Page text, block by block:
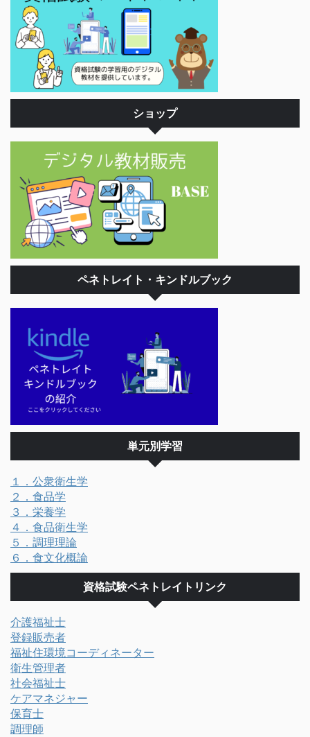
ショップ
ペネトレイト・キンドルブック
単元別学習
１．公衆衛生学
２．食品学
３．栄養学
４．食品衛生学
５．調理理論
６．食文化概論
資格試験ペネトレイトリンク
介護福祉士
登録販売者
福祉住環境コーディネーター
衛生管理者
社会福祉士
ケアマネジャー
保育士
調理師